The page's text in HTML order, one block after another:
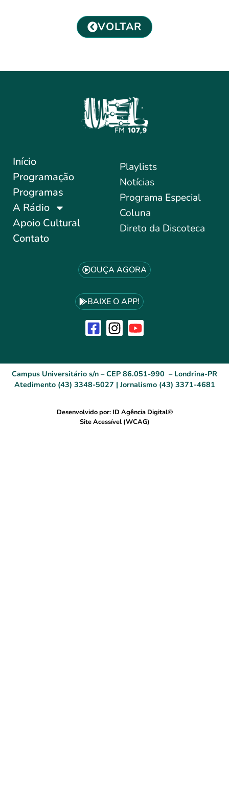
VOLTAR
Início
Programação
Programas
A Rádio
Apoio Cultural
Contato
Playlists
Notícias
Programa Especial
Coluna
Direto da Discoteca
OUÇA AGORA
BAIXE O APP!
Campus Universitário s/n – CEP 86.051-990 – Londrina-PR
Atedimento (43) 3348-5027 | Jornalismo (43) 3371-4681
Desenvolvido por: ID Agência Digital®
Site Acessível (WCAG)